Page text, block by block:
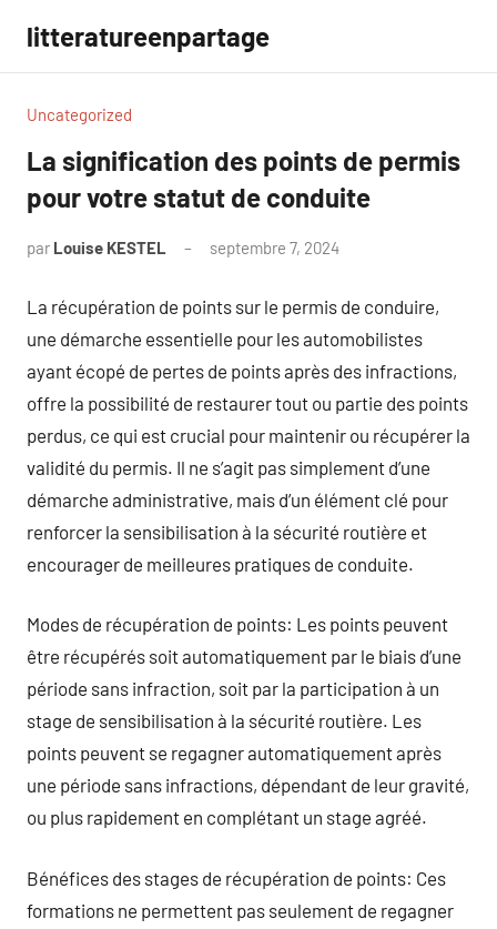
contenu
litteratureenpartage
Uncategorized
La signification des points de permis
pour votre statut de conduite
par Louise KESTEL septembre 7, 2024
La récupération de points sur le permis de conduire,
une démarche essentielle pour les automobilistes
ayant écopé de pertes de points après des infractions,
offre la possibilité de restaurer tout ou partie des points
perdus, ce qui est crucial pour maintenir ou récupérer la
validité du permis. Il ne s’agit pas simplement d’une
démarche administrative, mais d’un élément clé pour
renforcer la sensibilisation à la sécurité routière et
encourager de meilleures pratiques de conduite.
Modes de récupération de points: Les points peuvent
être récupérés soit automatiquement par le biais d’une
période sans infraction, soit par la participation à un
stage de sensibilisation à la sécurité routière. Les
points peuvent se regagner automatiquement après
une période sans infractions, dépendant de leur gravité,
ou plus rapidement en complétant un stage agréé.
Bénéfices des stages de récupération de points: Ces
formations ne permettent pas seulement de regagner